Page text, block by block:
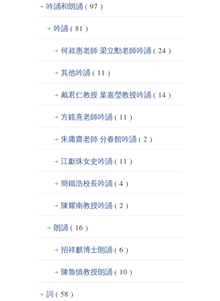
吟誦和朗誦 ( 97 )
吟誦 ( 81 )
何叔惠老師 梁立勳老師吟誦 ( 24 )
其他吟誦 ( 11 )
戴君仁教授 葉嘉瑩教授吟誦 ( 14 )
方鏡熹老師吟誦 ( 11 )
朱庸齋老師 分春館吟誦 ( 2 )
江獻珠女史吟誦 ( 11 )
簡鐵浩校長吟誦 ( 4 )
陳耀南教授吟誦 ( 2 )
朗誦 ( 16 )
招祥麒博士朗誦 ( 6 )
陳魯慎教授朗誦 ( 10 )
詞 ( 58 )